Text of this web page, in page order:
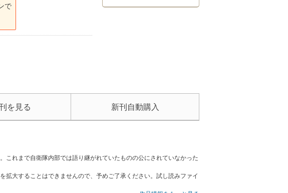
で
を見る 新刊自動購入
これまで自衛隊内部では語り継がれていたものの公にされていなかった
大することはできませんので、予めご了承ください。試し読みファイ